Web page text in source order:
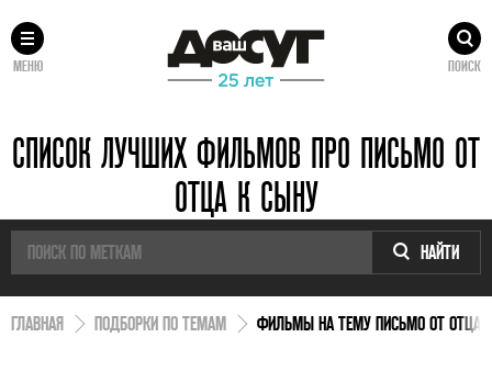
МЕНЮ ПОИСК
СПИСОК ЛУЧШИХ ФИЛЬМОВ ПРО ПИСЬМО ОТ
ОТЦА К СЫНУ
НАЙТИ
ГЛАВНАЯ ПОДБОРКИ ПО ТЕМАМ ФИЛЬМЫ НА ТЕМУ ПИСЬМО ОТ ОТЦА